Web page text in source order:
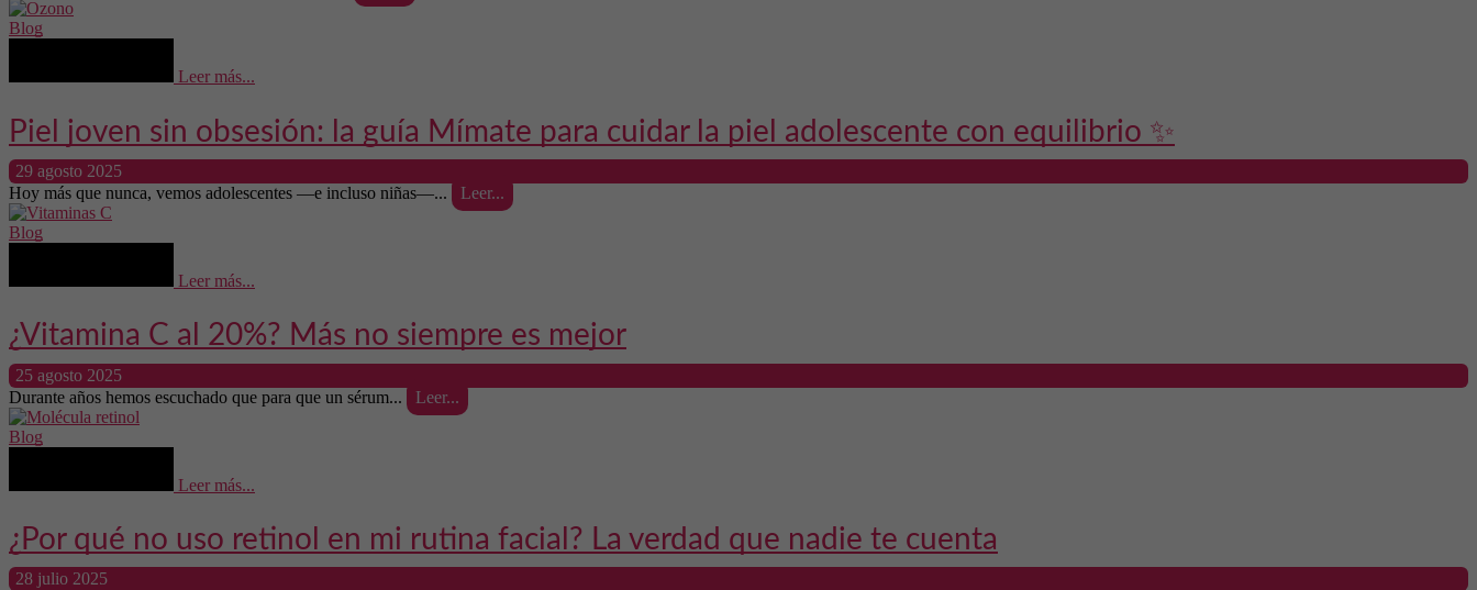
Blog
Leer más...
Piel joven sin obsesión: la guía Mímate para cuidar la piel adolescente con equilibrio ✨
29 agosto 2025
Hoy más que nunca, vemos adolescentes —e incluso niñas—...
Leer...
Blog
Leer más...
¿Vitamina C al 20%? Más no siempre es mejor
25 agosto 2025
Durante años hemos escuchado que para que un sérum...
Leer...
Blog
Leer más...
¿Por qué no uso retinol en mi rutina facial? La verdad que nadie te cuenta
28 julio 2025